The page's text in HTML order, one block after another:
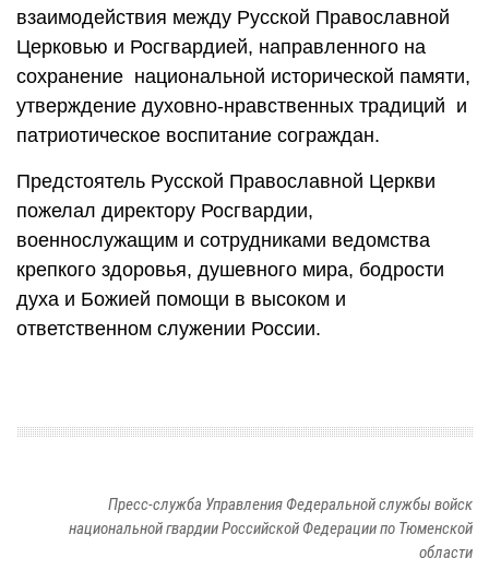
взаимодействия между Русской Православной
Церковью и Росгвардией, направленного на
сохранение национальной исторической памяти,
утверждение духовно-нравственных традиций и
патриотическое воспитание сограждан.
Предстоятель Русской Православной Церкви
пожелал директору Росгвардии,
военнослужащим и сотрудниками ведомства
крепкого здоровья, душевного мира, бодрости
духа и Божией помощи в высоком и
ответственном служении России.
Пресс-служба Управления Федеральной службы войск
национальной гвардии Российской Федерации по Тюменской
области